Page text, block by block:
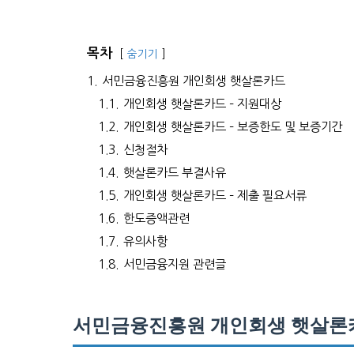
목차 숨기기
1.
서민금융진흥원 개인회생 햇살론카드
1.1.
개인회생 햇살론카드 – 지원대상
1.2.
개인회생 햇살론카드 – 보증한도 및 보증기간
1.3.
신청절차
1.4.
햇살론카드 부결사유
1.5.
개인회생 햇살론카드 – 제출 필요서류
1.6.
한도증액관련
1.7.
유의사항
1.8.
서민금융지원 관련글
서민금융진흥원 개인회생 햇살론